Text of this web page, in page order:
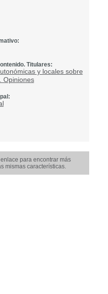
Titulares:
y locales sobre
Opiniones
para encontrar más
mismas características.